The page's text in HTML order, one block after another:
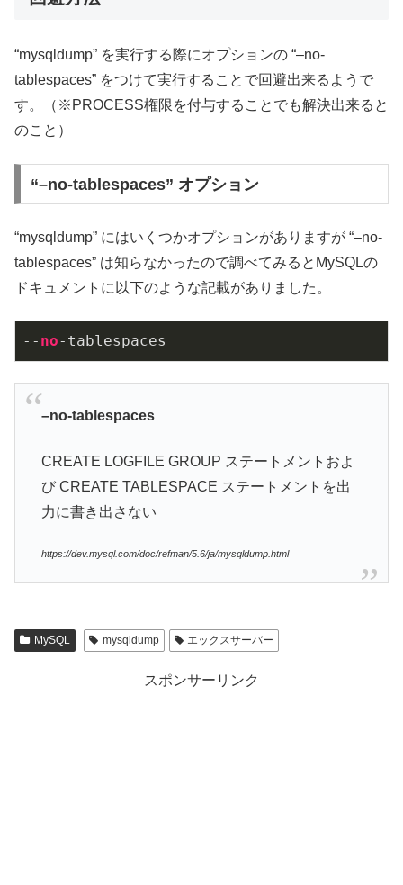
“mysqldump” を実行する際にオプションの “–no-
tablespaces” をつけて実行することで回避出来るようで
す。（※PROCESS権限を付与することでも解決出来ると
のこと）
“–no-tablespaces” オプション
“mysqldump” にはいくつかオプションがありますが “–no-
tablespaces” は知らなかったので調べてみるとMySQLの
ドキュメントに以下のような記載がありました。
-- no-tablespaces
–no-tablespaces
CREATE LOGFILE GROUP ステートメントおよ
び CREATE TABLESPACE ステートメントを出
力に書き出さない
https://dev.mysql.com/doc/refman/5.6/ja/mysqldump.html
MySQL mysqldump エックスサーバー
スポンサーリンク